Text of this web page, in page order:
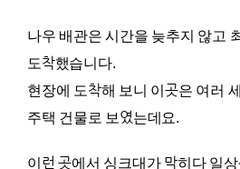
나우 배관은 시간을 늦추지 않고
도착했습니다.
현장에 도착해 보니 이곳은 여러
주택 건물로 보였는데요.
이런 곳에서 싱크대가 막히다 일상